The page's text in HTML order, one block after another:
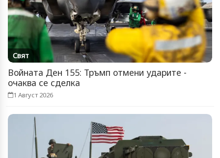
Свят
Войната Ден 155: Тръмп отмени ударите -
очаква се сделка
1 Август 2026